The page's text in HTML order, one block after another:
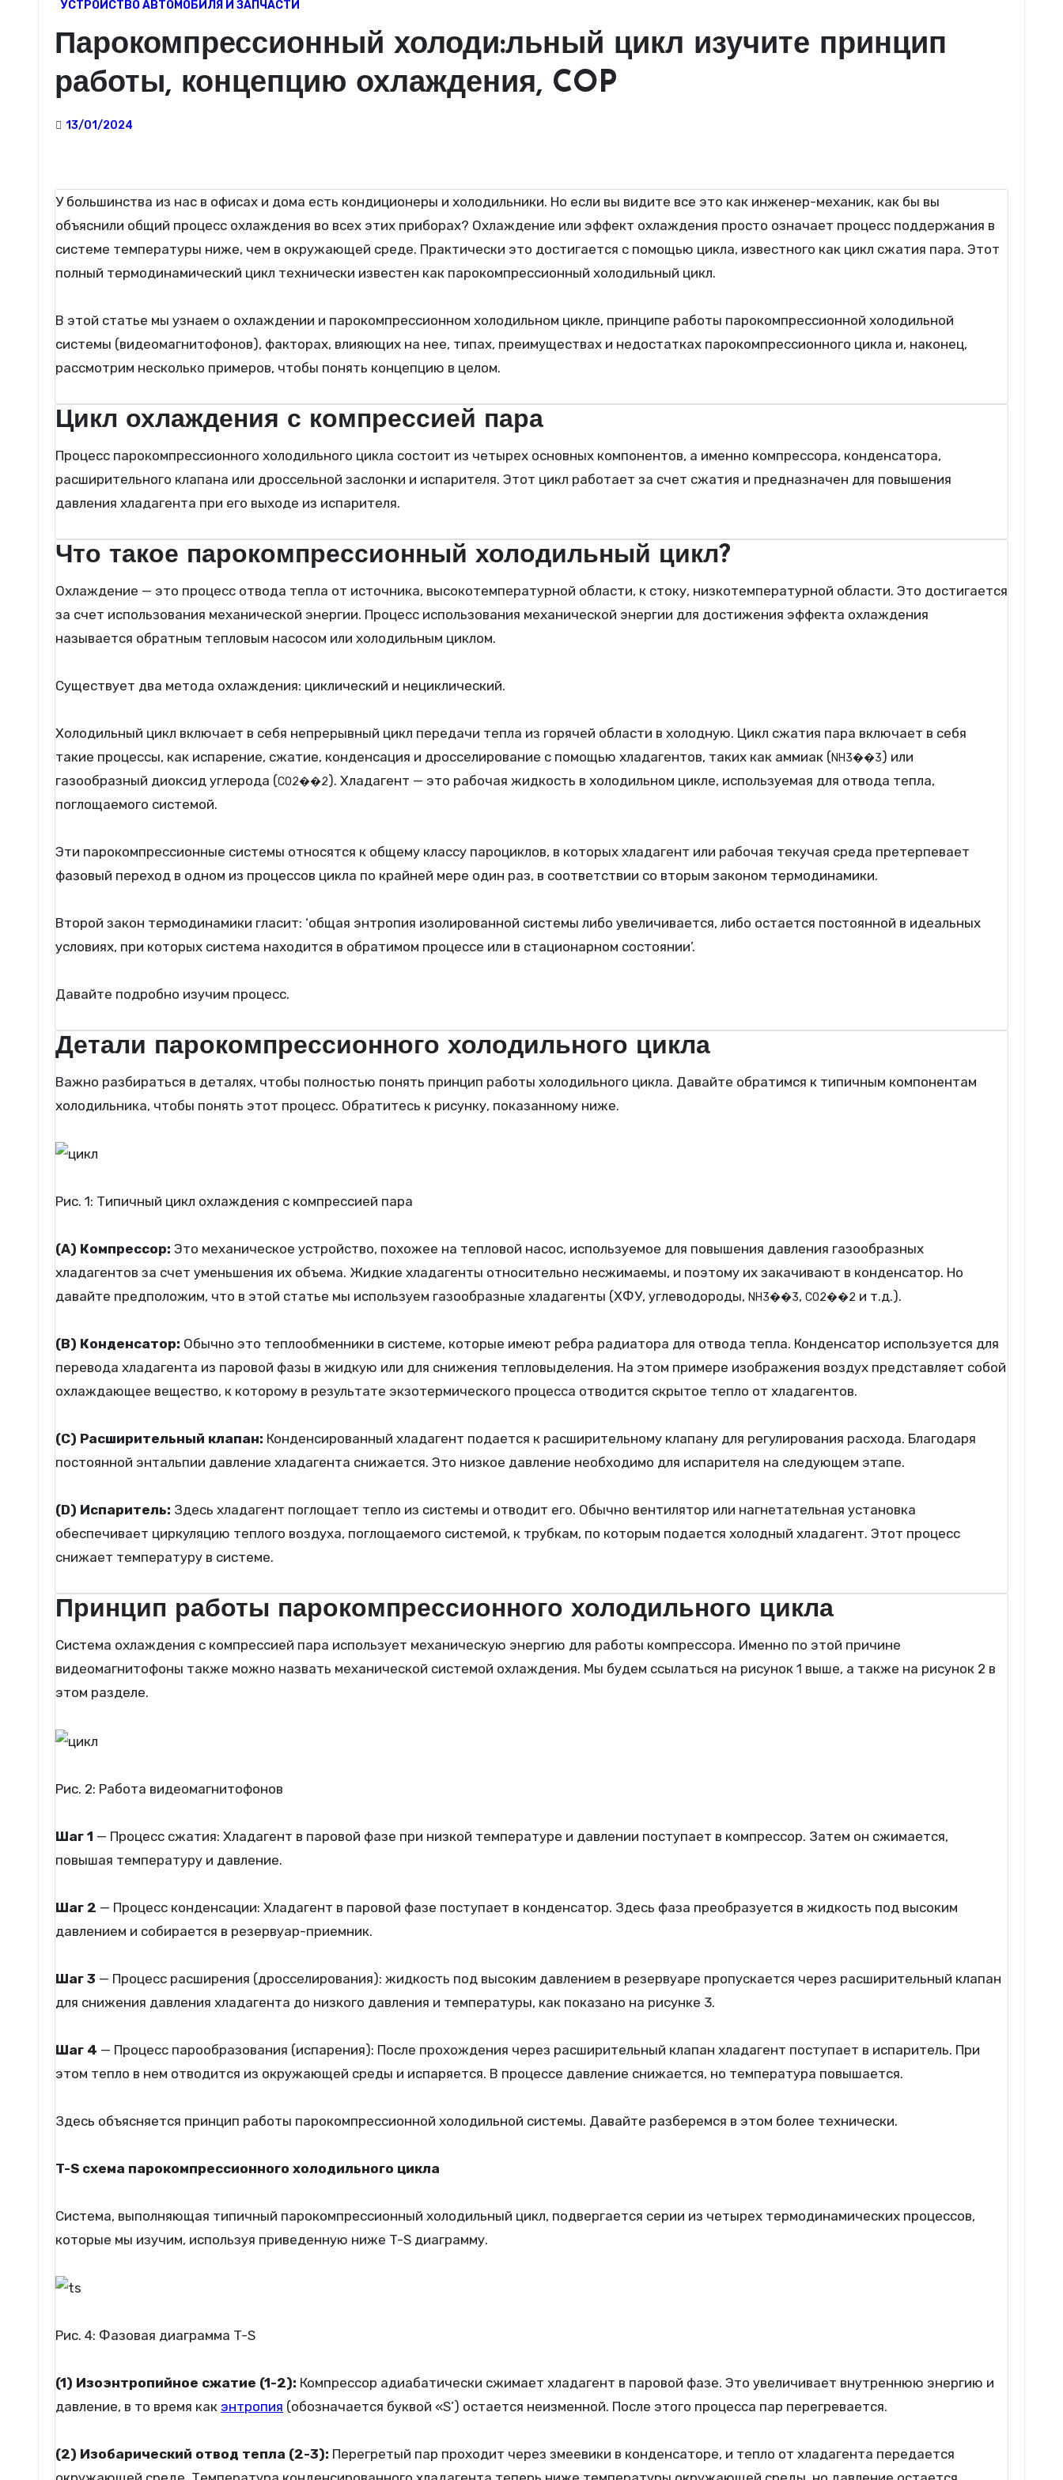
УСТРОЙСТВО АВТОМОБИЛЯ И ЗАПЧАСТИ
Парокомпрессионный холоди:льный цикл изучите принцип
работы, концепцию охлаждения, COP
13/01/2024
У большинства из нас в офисах и дома есть кондиционеры и холодильники. Но если вы видите все это как инженер-механик, как бы вы
объяснили общий процесс охлаждения во всех этих приборах? Охлаждение или эффект охлаждения просто означает процесс поддержания в
системе температуры ниже, чем в окружающей среде. Практически это достигается с помощью цикла, известного как цикл сжатия пара. Этот
полный термодинамический цикл технически известен как парокомпрессионный холодильный цикл.
В этой статье мы узнаем о охлаждении и парокомпрессионном холодильном цикле, принципе работы парокомпрессионной холодильной
системы (видеомагнитофонов), факторах, влияющих на нее, типах, преимуществах и недостатках парокомпрессионного цикла и, наконец,
рассмотрим несколько примеров, чтобы понять концепцию в целом.
Цикл охлаждения с компрессией пара
Процесс парокомпрессионного холодильного цикла состоит из четырех основных компонентов, а именно компрессора, конденсатора,
расширительного клапана или дроссельной заслонки и испарителя. Этот цикл работает за счет сжатия и предназначен для повышения
давления хладагента при его выходе из испарителя.
Что такое парокомпрессионный холодильный цикл?
Охлаждение — это процесс отвода тепла от источника, высокотемпературной области, к стоку, низкотемпературной области. Это достигается
за счет использования механической энергии. Процесс использования механической энергии для достижения эффекта охлаждения
называется обратным тепловым насосом или холодильным циклом.
Существует два метода охлаждения: циклический и нециклический.
Холодильный цикл включает в себя непрерывный цикл передачи тепла из горячей области в холодную. Цикл сжатия пара включает в себя
такие процессы, как испарение, сжатие, конденсация и дросселирование с помощью хладагентов, таких как аммиак (N H3��3) или
газообразный диоксид углерода (CO2��2). Хладагент — это рабочая жидкость в холодильном цикле, используемая для отвода тепла,
поглощаемого системой.
Эти парокомпрессионные системы относятся к общему классу пароциклов, в которых хладагент или рабочая текучая среда претерпевает
фазовый переход в одном из процессов цикла по крайней мере один раз, в соответствии со вторым законом термодинамики.
Второй закон термодинамики гласит: ‘общая энтропия изолированной системы либо увеличивается, либо остается постоянной в идеальных
условиях, при которых система находится в обратимом процессе или в стационарном состоянии’.
Давайте подробно изучим процесс.
Детали парокомпрессионного холодильного цикла
Важно разбираться в деталях, чтобы полностью понять принцип работы холодильного цикла. Давайте обратимся к типичным компонентам
холодильника, чтобы понять этот процесс. Обратитесь к рисунку, показанному ниже.
Рис. 1: Типичный цикл охлаждения с компрессией пара
(A) Компрессор: Это механическое устройство, похожее на тепловой насос, используемое для повышения давления газообразных
хладагентов за счет уменьшения их объема. Жидкие хладагенты относительно несжимаемы, и поэтому их закачивают в конденсатор. Но
давайте предположим, что в этой статье мы используем газообразные хладагенты (ХФУ, углеводороды, N H3��3, CO2��2 и т.д.).
(B) Конденсатор: Обычно это теплообменники в системе, которые имеют ребра радиатора для отвода тепла. Конденсатор используется для
перевода хладагента из паровой фазы в жидкую или для снижения тепловыделения. На этом примере изображения воздух представляет собой
охлаждающее вещество, к которому в результате экзотермического процесса отводится скрытое тепло от хладагентов.
(C) Расширительный клапан: Конденсированный хладагент подается к расширительному клапану для регулирования расхода. Благодаря
постоянной энтальпии давление хладагента снижается. Это низкое давление необходимо для испарителя на следующем этапе.
(D) Испаритель: Здесь хладагент поглощает тепло из системы и отводит его. Обычно вентилятор или нагнетательная установка
обеспечивает циркуляцию теплого воздуха, поглощаемого системой, к трубкам, по которым подается холодный хладагент. Этот процесс
снижает температуру в системе.
Принцип работы парокомпрессионного холодильного цикла
Система охлаждения с компрессией пара использует механическую энергию для работы компрессора. Именно по этой причине
видеомагнитофоны также можно назвать механической системой охлаждения. Мы будем ссылаться на рисунок 1 выше, а также на рисунок 2 в
этом разделе.
Рис. 2: Работа видеомагнитофонов
Шаг 1 — Процесс сжатия: Хладагент в паровой фазе при низкой температуре и давлении поступает в компрессор. Затем он сжимается,
повышая температуру и давление.
Шаг 2 — Процесс конденсации: Хладагент в паровой фазе поступает в конденсатор. Здесь фаза преобразуется в жидкость под высоким
давлением и собирается в резервуар-приемник.
Шаг 3 — Процесс расширения (дросселирования): жидкость под высоким давлением в резервуаре пропускается через расширительный клапан
для снижения давления хладагента до низкого давления и температуры, как показано на рисунке 3.
Шаг 4 — Процесс парообразования (испарения): После прохождения через расширительный клапан хладагент поступает в испаритель. При
этом тепло в нем отводится из окружающей среды и испаряется. В процессе давление снижается, но температура повышается.
Здесь объясняется принцип работы парокомпрессионной холодильной системы. Давайте разберемся в этом более технически.
T-S схема парокомпрессионного холодильного цикла
Система, выполняющая типичный парокомпрессионный холодильный цикл, подвергается серии из четырех термодинамических процессов,
которые мы изучим, используя приведенную ниже T-S диаграмму.
Рис. 4: Фазовая диаграмма T-S
(1) Изоэнтропийное сжатие (1-2): Компрессор адиабатически сжимает хладагент в паровой фазе. Это увеличивает внутреннюю энергию и
давление, в то время как энтропия (обозначается буквой «S’) остается неизменной. После этого процесса пар перегревается.
(2) Изобарический отвод тепла (2-3): Перегретый пар проходит через змеевики в конденсаторе, и тепло от хладагента передается